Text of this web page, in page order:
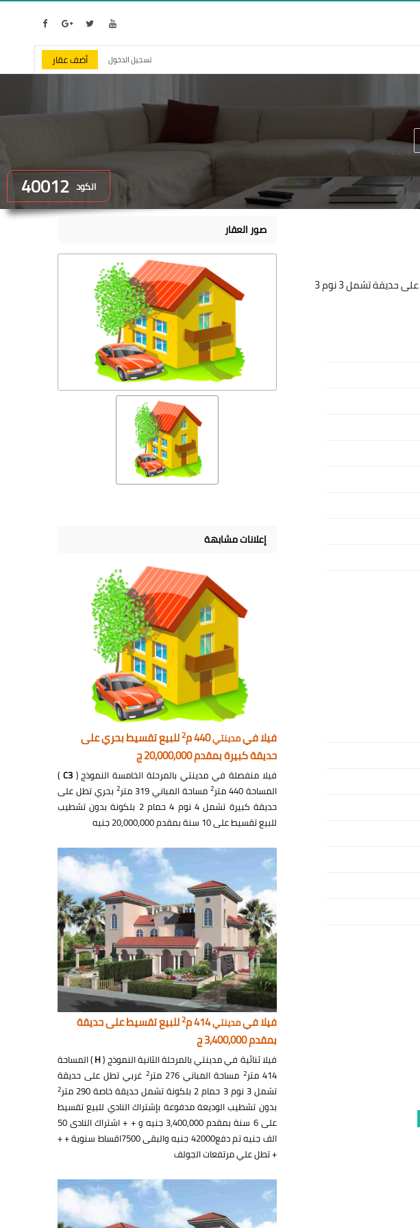
تسجيل الدخول أضف عقار
الكود 40012
بحري تطل على حديقة تشمل 3 نوم 3
صور العقار
إعلانات مشابهة
فيلا فيمدينتي440 م 2للبيع تقسيط بحري على
حديقة كبيرة بمقدم 20,000,000 ج
فيلا منفصلة في مدينتي بالمرحلة الخامسة النموذج (C3
)
المساحة 440 متر
2 مساحة المباني 319 متر 2 بحري تطل على
حديقة كبيرة تشمل 4 نوم 4 حمام 2 بلكونة بدون تشطيب
للبيع تقسيط على 10 سنة بمقدم 20,000,000 جنيه
فيلا فيمدينتي414 م 2للبيع تقسيط على حديقة
بمقدم 3,400,000 ج
فيلا ثنائية في مدينتي بالمرحلة الثانية النموذج (H) المساحة
414 متر
2 مساحة المباني 276 متر 2 غربي تطل على حديقة
تشمل 3 نوم 3 حمام 2 بلكونة تشمل حديقة خاصة 290 متر
2
بدون تشطيب الوديعة مدفوعة بإشتراك النادي للبيع تقسيط
على 6 سنة بمقدم 3,400,000 جنيه و + + اشتراك النادى 50
الف جنيه تم دفع42000 جنيه والبقى 7500اقساط سنوية + +
+ تطل علي مرتفعات الجولف